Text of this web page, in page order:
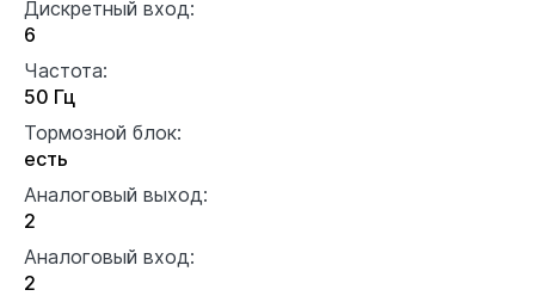
Дискретный вход:
6
Частота:
50 Гц
Тормозной блок:
есть
Аналоговый выход:
2
Аналоговый вход:
2